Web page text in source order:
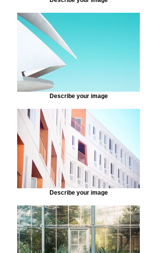
Describe your image
Describe your image